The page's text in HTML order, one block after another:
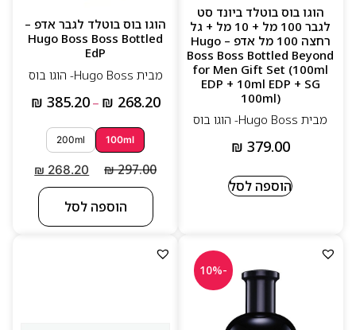
הוגו בוס בוטלד ביונד סט
לגבר 100 מל + 10 מל + גל
רחצה 100 מל אדפ – Hugo
Boss Boss Bottled Beyond
for Men Gift Set (100ml
EDP + 10ml EDP + SG
100ml)
מבית Hugo Boss- הוגו בוס
₪ 379.00
הוספה לסל
הוגו בוס בוטלד לגבר אדפ –
Hugo Boss Boss Bottled
EdP
מבית Hugo Boss- הוגו בוס
₪ 268.20
–
₪ 385.20
100ml
200ml
₪297.00
₪ 268.20
הוספה לסל
-10%